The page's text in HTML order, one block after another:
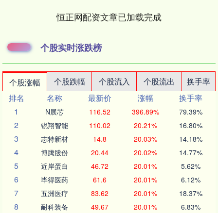
恒正网配资文章已加载完成
个股实时涨跌榜
个股涨幅 个股跌幅 个股流入 个股流出
换手率
排名
名称 最新价 涨幅
换手率
1
N展芯 116.52 396.89% 79.39%
2 锐翔智能 110.02 20.21% 16.80%
3 志特新材 14.8 20.03% 14.18%
4 博腾股份 20.44 20.02% 14.77%
5 近岸蛋白 46.72 20.01% 5.62%
6 毕得医药 61.6 20.01% 6.12%
7 五洲医疗 83.62 20.01% 18.37%
8 耐科装备 49.67 20.01% 6.83%